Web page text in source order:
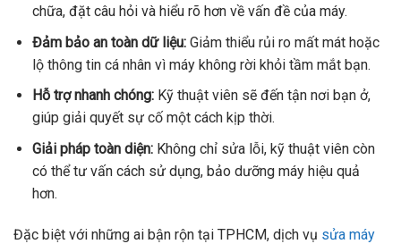
chữa, đặt câu hỏi và hiểu rõ hơn về vấn đề của máy.
Đảm bảo an toàn dữ liệu:Giảm thiểu rủi ro mất mát hoặc
lộ thông tin cá nhân vì máy không rời khỏi tầm mắt bạn.
Hỗ trợ nhanh chóng:Kỹ thuật viên sẽ đến tận nơi bạn ở,
giúp giải quyết sự cố một cách kịp thời.
Giải pháp toàn diện:Không chỉ sửa lỗi, kỹ thuật viên còn
có thể tư vấn cách sử dụng, bảo dưỡng máy hiệu quả
hơn.
Đặc biệt với những ai bận rộn tại TPHCM, dịch vụ sửa máy